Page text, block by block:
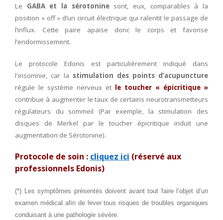
Le GABA et la sérotoninesont, eux, comparables à la
position « off » d’un circuit électrique qui ralentit le passage de
l’influx. Cette paire apaise donc le corps et favorise
l’endormissement.
Le protocole Edonis est particulièrement indiqué dans
l'insomnie, car la stimulation des points d’acupuncture
régule le système nerveux et
e toucher « épicritique »
contribue à augmenter le taux de certains neurotransmetteurs
régulateurs du sommeil (Par exemple, la stimulation des
disques de Merkel par le toucher épicritique induit une
augmentation de Sérotonine).
Protocole de soin : cliquez ici (réservé aux
professionnels Edonis)
(*) Les symptômes présentés doivent avant tout faire l’objet d’un
examen médical afin de lever tous risques de troubles organiques
conduisant à une pathologie sévère.